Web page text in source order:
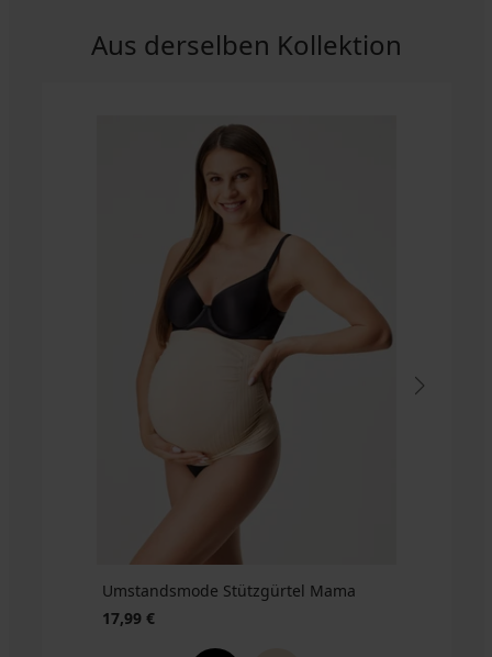
Schwangerschaftsleggings
Aus derselben Kollektion
Umstandsmode Stützgürtel Mama
17,99 €